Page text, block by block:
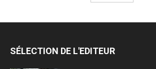
SÉLECTION DE L'EDITEUR